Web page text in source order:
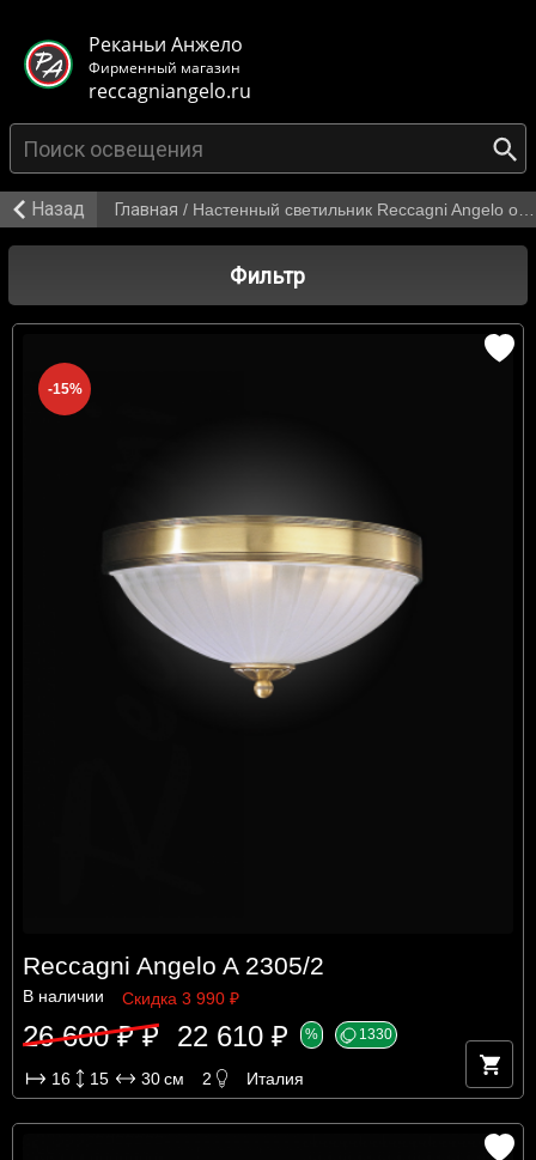
Реканьи Анжело
Фирменный магазин
reccagniangelo.ru
Назад Главная / Настенный светильник Reccagni Angelo от 8 945 р.
Фильтр
-15%
Reccagni Angelo A 2305/2
В наличии Скидка 3 990 ₽
26 600 ₽ ₽ 22 610 ₽ % 1330
16 15 30см 2 Италия